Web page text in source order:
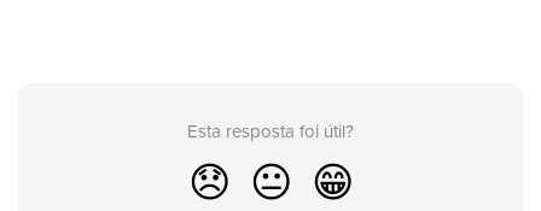
Esta resposta foi útil?
😞 😐 😁